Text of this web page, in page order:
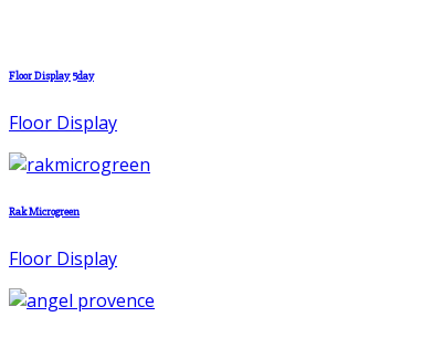
Floor Display 5day
Floor Display
Rak Microgreen
Floor Display